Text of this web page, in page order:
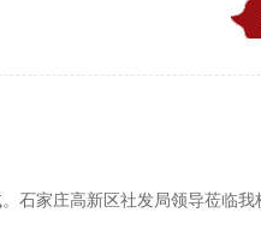
石家庄高新区社发局领导莅临我